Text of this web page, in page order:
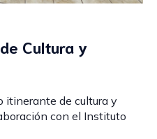
Cultura y
itinerante de cultura y
con el Instituto